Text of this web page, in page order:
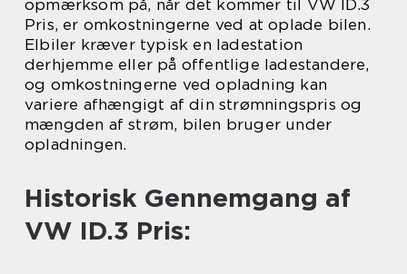
opmærksom på, når det kommer til VW ID.3
Pris, er omkostningerne ved at oplade bilen.
Elbiler kræver typisk en ladestation
derhjemme eller på offentlige ladestandere,
og omkostningerne ved opladning kan
variere afhængigt af din strømningspris og
mængden af strøm, bilen bruger under
opladningen.
Historisk Gennemgang af
VW ID.3 Pris: